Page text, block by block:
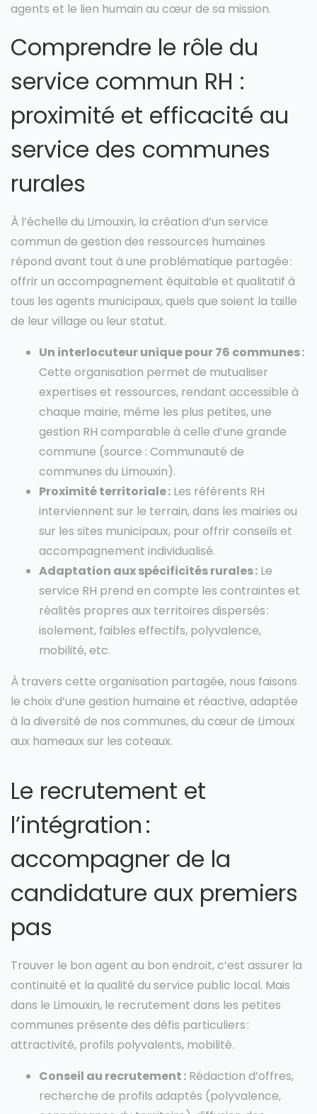
agents et le lien humain au cœur de sa mission.
Comprendre le rôle du
service commun RH :
proximité et efficacité au
service des communes
rurales
À l’échelle du Limouxin, la création d’un service
commun de gestion des ressources humaines
répond avant tout à une problématique partagée :
offrir un accompagnement équitable et qualitatif à
tous les agents municipaux, quels que soient la taille
de leur village ou leur statut.
Un interlocuteur unique pour 76 communes :
Cette organisation permet de mutualiser
expertises et ressources, rendant accessible à
chaque mairie, même les plus petites, une
gestion RH comparable à celle d’une grande
commune (source : Communauté de
communes du Limouxin).
Proximité territoriale : Les référents RH
interviennent sur le terrain, dans les mairies ou
sur les sites municipaux, pour offrir conseils et
accompagnement individualisé.
Adaptation aux spécificités rurales : Le
service RH prend en compte les contraintes et
réalités propres aux territoires dispersés :
isolement, faibles effectifs, polyvalence,
mobilité, etc.
À travers cette organisation partagée, nous faisons
le choix d’une gestion humaine et réactive, adaptée
à la diversité de nos communes, du cœur de Limoux
aux hameaux sur les coteaux.
Le recrutement et
l’intégration :
accompagner de la
candidature aux premiers
pas
Trouver le bon agent au bon endroit, c’est assurer la
continuité et la qualité du service public local. Mais
dans le Limouxin, le recrutement dans les petites
communes présente des défis particuliers :
attractivité, profils polyvalents, mobilité.
Conseil au recrutement : Rédaction d’offres,
recherche de profils adaptés (polyvalence,